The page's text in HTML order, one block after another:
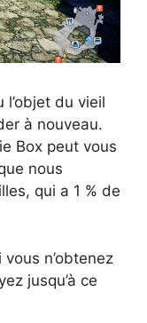
du vieil
à nouveau.
Box peut vous
nous
qui a 1 % de
n’obtenez
jusqu’à ce